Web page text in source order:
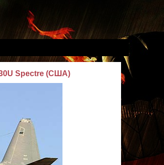
Spectre (США)